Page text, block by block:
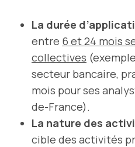
La durée
entre 6 et 24 mois
collectives
secteur bancaire,
mois pour ses
de-France).
La nature des
cible des activités